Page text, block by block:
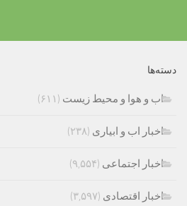
دسته‌ها
اب و هوا و محیط زیست (۶۱۱)
اخبار اب و ابیاری (۲۳۸)
اخبار اجتماعی (۹,۵۵۴)
اخبار اقتصادی (۳,۵۹۷)